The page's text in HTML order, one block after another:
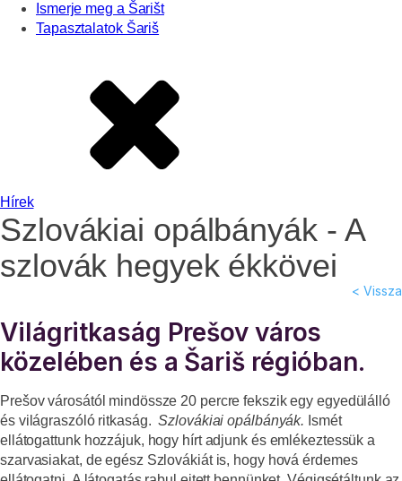
Ismerje meg a Šarišt
Tapasztalatok Šariš
Hírek
Szlovákiai opálbányák - A
szlovák hegyek ékkövei
< Vissza
Világritkaság Prešov város
közelében és a Šariš régióban.
Prešov városától mindössze 20 percre fekszik egy egyedülálló
és világraszóló ritkaság.Szlovákiai opálbányák. Ismét
ellátogattunk hozzájuk, hogy hírt adjunk és emlékeztessük a
szarvasiakat, de egész Szlovákiát is, hogy hová érdemes